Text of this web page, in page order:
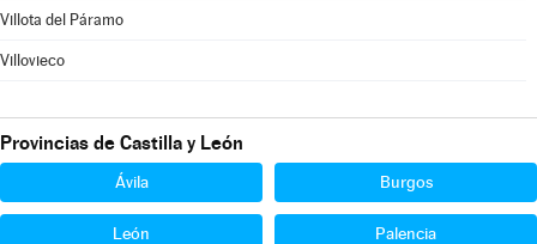
Villota del Páramo
Villovieco
Provincias de Castilla y León
Ávila Burgos
León Palencia